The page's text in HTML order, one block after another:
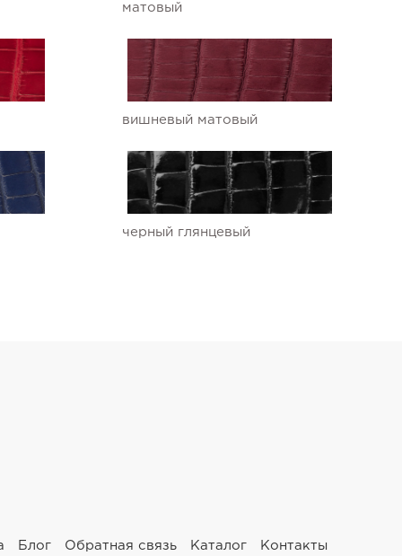
матовый
вишневый матовый
черный глянцевый
Блог Обратная связь Каталог Контакты